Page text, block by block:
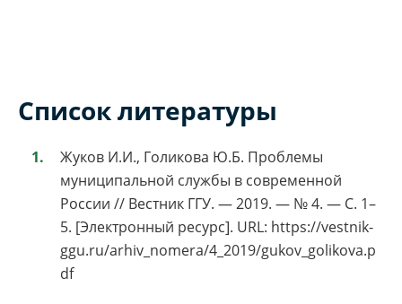
Список литературы
Жуков И.И., Голикова Ю.Б. Проблемы
муниципальной службы в современной
России // Вестник ГГУ. — 2019. — № 4. — С. 1–
5. [Электронный ресурс]. URL: https://vestnik-
ggu.ru/arhiv_nomera/4_2019/gukov_golikova.p
df